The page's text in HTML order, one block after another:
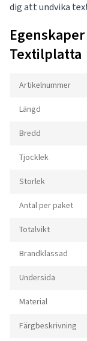
dig att undvika
Textilplatta
Artikelnummer
Längd
Bredd
Tjocklek
Storlek
Antal per paket
Totalvikt
Brandklassad
Undersida
Material
Färgbeskrivning